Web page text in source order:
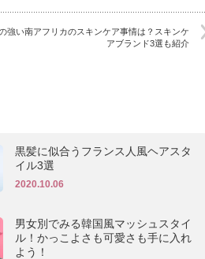
強い南アフリカのスキンケア事情は？スキンケ
アブランド3選も紹介
黒髪に似合うフランス人風ヘアスタ
イル3選
2020.10.06
男女別でみる韓国風マッシュスタイ
ル！かっこよさも可愛さも手に入れ
よう！